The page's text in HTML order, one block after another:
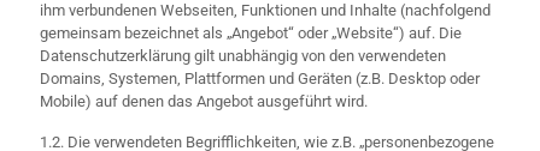
ihm verbundenen Webseiten, Funktionen und Inhalte (nachfolgend
gemeinsam bezeichnet als „Angebot“ oder „Website“) auf. Die
Datenschutzerklärung gilt unabhängig von den verwendeten
Domains, Systemen, Plattformen und Geräten (z.B. Desktop oder
Mobile) auf denen das Angebot ausgeführt wird.
1.2. Die verwendeten Begrifflichkeiten, wie z.B. „personenbezogene